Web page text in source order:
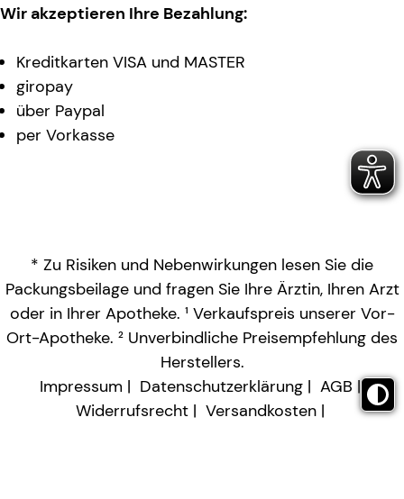
Wir akzeptieren Ihre Bezahlung:
Kreditkarten VISA und MASTER
giropay
über Paypal
per Vorkasse
* Zu Risiken und Nebenwirkungen lesen Sie die
Packungsbeilage und fragen Sie Ihre Ärztin, Ihren Arzt
oder in Ihrer Apotheke. ¹ Verkaufspreis unserer Vor-
Ort-Apotheke. ² Unverbindliche Preisempfehlung des
Herstellers.
Impressum
Datenschutzerklärung
AGB
Widerrufsrecht
Versandkosten